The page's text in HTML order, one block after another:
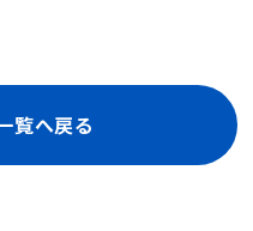
覧へ戻る